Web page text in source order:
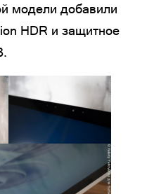
модели добавили
HDR и защитное